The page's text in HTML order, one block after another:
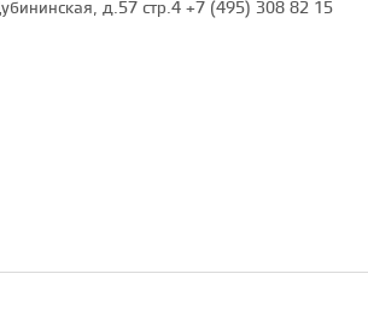
д.57 стр.4 +7 (495) 308 82 15